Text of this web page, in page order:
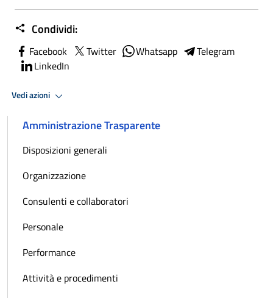
Condividi:
Facebook Twitter Whatsapp
Telegram
LinkedIn
Vedi azioni
Amministrazione Trasparente
Disposizioni generali
Organizzazione
Consulenti e collaboratori
Personale
Performance
Attività e procedimenti